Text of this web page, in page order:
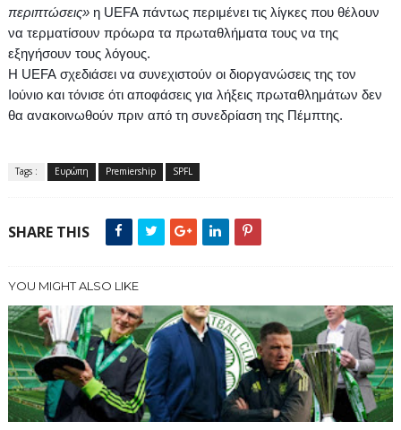
περιπτώσεις» η UEFAπάντως περιμένει τις λίγκες που θέλουν
να τερματίσουν πρόωρα τα πρωταθλήματα τους να της
εξηγήσουν τους λόγους.
Η UEFAσχεδιάσει να συνεχιστούν οι διοργανώσεις της τον
Ιούνιο και τόνισε ότι αποφάσεις για λήξεις πρωταθλημάτων δεν
θα ανακοινωθούν πριν από τη συνεδρίαση της Πέμπτης.
Tags : Ευρώπη Premiership SPFL
SHARE THIS
YOU MIGHT ALSO LIKE